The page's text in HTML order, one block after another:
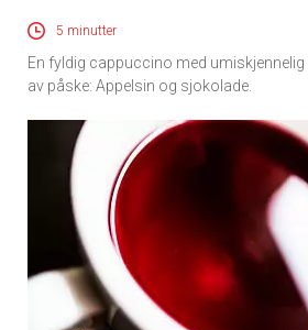
5 minutter
En fyldig cappuccino med
av påske: Appelsin og sjokolade.